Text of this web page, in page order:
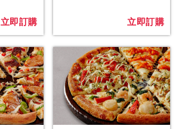
立即訂購 立即訂購